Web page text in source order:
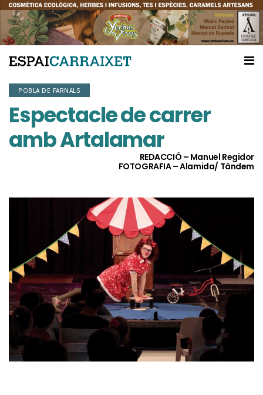
POBLA DE FARNALS
Espectacle de carrer
amb Artalamar
REDACCIÓ – Manuel Regidor
FOTOGRAFIA – Alamida/ Tàndem